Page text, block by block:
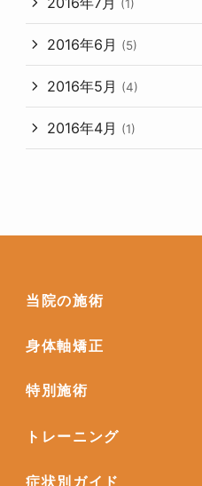
(1)
2016年6月 (5)
2016年5月 (4)
2016年4月 (1)
当院の施術
身体軸矯正
特別施術
トレーニング
症状別ガイド